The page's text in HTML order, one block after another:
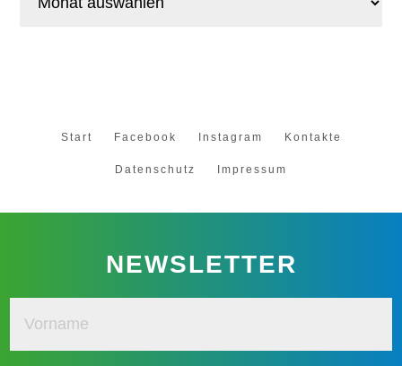
Start Facebook Instagram Kontakte
Datenschutz Impressum
NEWSLETTER